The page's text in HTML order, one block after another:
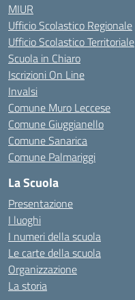
MIUR
Ufficio Scolastico Regionale
Ufficio Scolastico Territoriale
Scuola in Chiaro
Iscrizioni On Line
Invalsi
Comune Muro Leccese
Comune Giuggianello
Comune Sanarica
Comune Palmariggi
La Scuola
Presentazione
I luoghi
I numeri della scuola
Le carte della scuola
Organizzazione
La storia